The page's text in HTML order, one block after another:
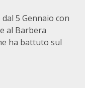
5 Gennaio con
al Barbera
ha battuto sul